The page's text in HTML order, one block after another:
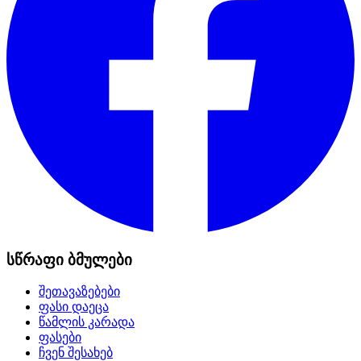
სწრაფი ბმულები
შეთავაზებები
ფასი დაეცა
წამლის კარადა
ფასები
ჩვენ შესახებ